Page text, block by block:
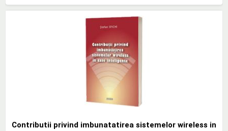
Contributii privind imbunatatirea sistemelor wireless in